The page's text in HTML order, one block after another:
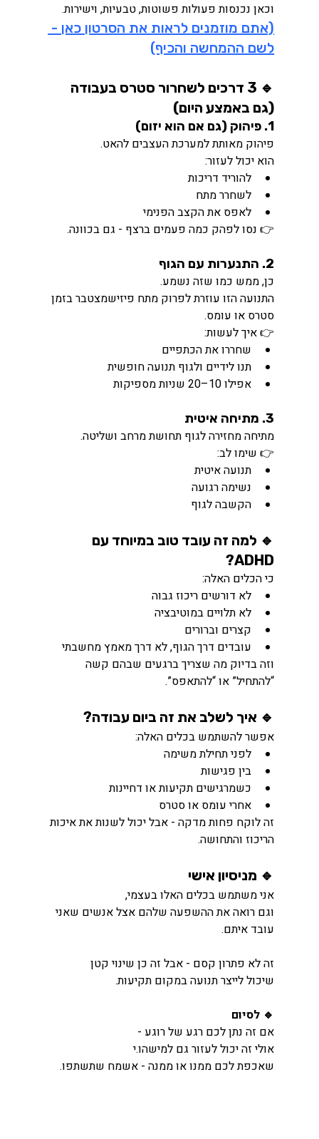
וכאן נכנסות פעולות פשוטות, טבעיות, וישירות.
(אתם מוזמנים לראות את הסרטון כאן -
לשם ההמחשה והכיף)
🔹 3 דרכים לשחרור סטרס בעבודה
(גם באמצע היום)
1. פיהוק (גם אם הוא יזום)
פיהוק מאותת למערכת העצבים להאט.
הוא יכול לעזור:
להוריד דריכות
לשחרר מתח
לאפס את הקצב הפנימי
👉 נסו לפהק כמה פעמים ברצף - גם בכוונה.
2. התנערות עם הגוף
כן, ממש כמו שזה נשמע.
התנועה הזו עוזרת לפרוק מתח פיזישמצטבר בזמן
סטרס או עומס.
👉 איך לעשות:
שחררו את הכתפיים
תנו לידיים ולגוף תנועה חופשית
אפילו 10–20 שניות מספיקות
3. מתיחה איטית
מתיחה מחזירה לגוף תחושת מרחב ושליטה.
👉 שימו לב:
תנועה איטית
נשימה רגועה
הקשבה לגוף
🔹 למה זה עובד טוב במיוחד עם
ADHD?
כי הכלים האלה:
לא דורשים ריכוז גבוה
לא תלויים במוטיבציה
קצרים וברורים
עובדים דרך הגוף, לא דרך מאמץ מחשבתי
וזה בדיוק מה שצריך ברגעים שבהם קשה
“להתחיל” או “להתאפס”.
🔹 איך לשלב את זה ביום עבודה?
אפשר להשתמש בכלים האלה:
לפני תחילת משימה
בין פגישות
כשמרגישים תקיעות או דחיינות
אחרי עומס או סטרס
זה לוקח פחות מדקה - אבל יכול לשנות את איכות
הריכוז והתחושה.
🔹 מניסיון אישי
אני משתמש בכלים האלו בעצמי,
וגם רואה את ההשפעה שלהם אצל אנשים שאני
עובד איתם.
זה לא פתרון קסם - אבל זה כן שינוי קטן
שיכול לייצר תנועה במקום תקיעות.
🔹 לסיום
אם זה נתן לכם רגע של רוגע -
אולי זה יכול לעזור גם למישהו.י
שאכפת לכם ממנו או ממנה - אשמח שתשתפו.